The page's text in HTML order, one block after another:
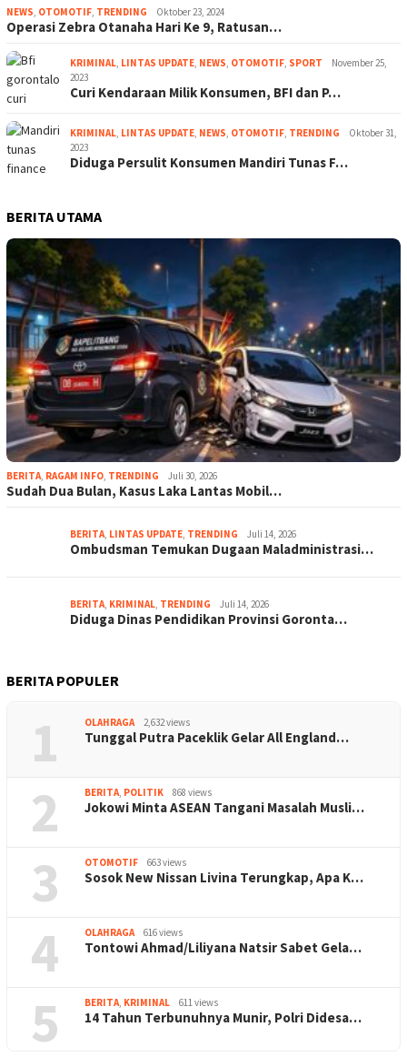
NEWS OTOMOTIF TRENDING Oktober 23, 2024
Operasi Zebra Otanaha Hari Ke 9, Ratusan…
KRIMINAL LINTAS UPDATE NEWS OTOMOTIF SPORT
November 25,
2023
Curi Kendaraan Milik Konsumen, BFI dan P…
KRIMINAL LINTAS UPDATE NEWS OTOMOTIF TRENDING
Oktober 31,
2023
Diduga Persulit Konsumen Mandiri Tunas F…
BERITA UTAMA
BERITA RAGAM INFO TRENDING Juli 30, 2026
Sudah Dua Bulan, Kasus Laka Lantas Mobil…
BERITA LINTAS UPDATE TRENDING Juli 14, 2026
Ombudsman Temukan Dugaan Maladministrasi…
BERITA KRIMINAL TRENDING Juli 14, 2026
Diduga Dinas Pendidikan Provinsi Goronta…
BERITA POPULER
1 OLAHRAGA 2,632 views
Tunggal Putra Paceklik Gelar All England…
2 BERITA POLITIK 868 views
Jokowi Minta ASEAN Tangani Masalah Musli…
3 OTOMOTIF 663 views
Sosok New Nissan Livina Terungkap, Apa K…
4 OLAHRAGA 616 views
Tontowi Ahmad/Liliyana Natsir Sabet Gela…
5 BERITA KRIMINAL 611 views
14 Tahun Terbunuhnya Munir, Polri Didesa…